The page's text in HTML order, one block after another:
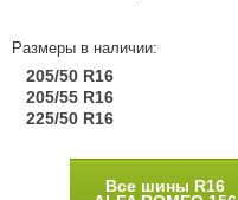
Размеры в наличии:
205/50 R16
205/55 R16
225/50 R16
Все шины R16